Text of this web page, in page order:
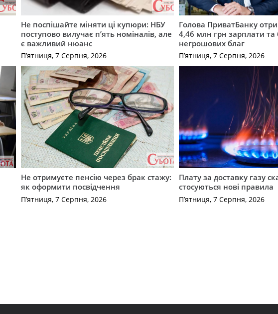
Не поспішайте міняти ці купюри: НБУ
поступово вилучає п’ять номіналів, але
є важливий нюанс
П’ятниця, 7 Серпня, 2026
Голова ПриватБанку
4,46 млн грн зарплати та
негрошових благ
П’ятниця, 7 Серпня, 2026
Не отримуєте пенсію через брак стажу:
як оформити посвідчення
П’ятниця, 7 Серпня, 2026
Плату за доставку газу
стосуються нові правила
П’ятниця, 7 Серпня, 2026